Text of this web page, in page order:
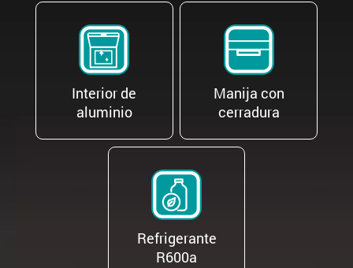
Interior de
aluminio
Manija con
cerradura
Refrigerante
R600a